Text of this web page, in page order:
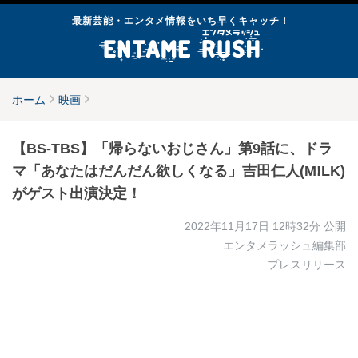
最新芸能・エンタメ情報をいち早くキャッチ！
ホーム 映画
【BS-TBS】「帰らないおじさん」第9話に、ドラ
マ「あなたはだんだん欲しくなる」吉田仁人(M!LK)
がゲスト出演決定！
2022年11月17日 12時32分 公開
エンタメラッシュ編集部
プレスリリース